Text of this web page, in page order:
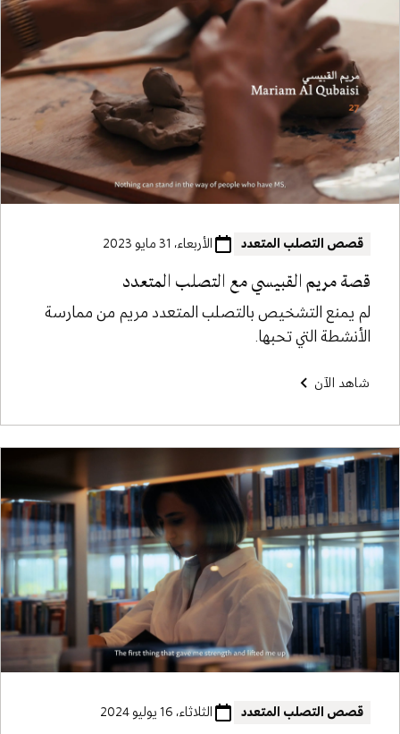
قصص التصلب المتعدد الأربعاء، 31 مايو 2023
قصة مريم القبيسي مع التصلب المتعدد
لم يمنع التشخيص بالتصلب المتعدد مريم من ممارسة
الأنشطة التي تحبها.
شاهد الآن
قصص التصلب المتعدد الثلاثاء، 16 يوليو 2024